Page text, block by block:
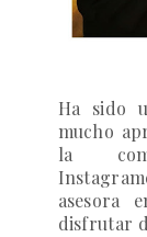
Ha sido
mucho
la
asesora
disfrutar